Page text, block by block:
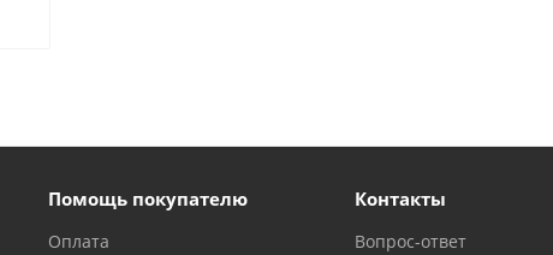
Помощь покупателю
Оплата
Контакты
Вопрос-ответ